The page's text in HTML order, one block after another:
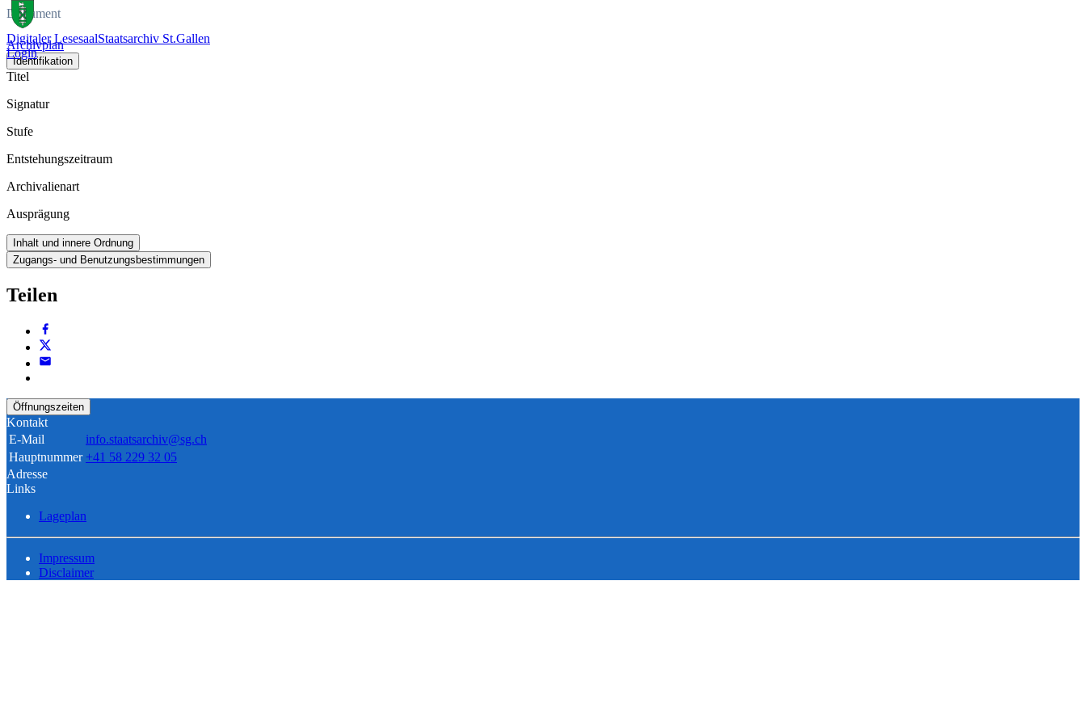
Digitaler LesesaalStaatsarchiv St.Gallen
Login
Dokument
Archivplan
Identifikation
Titel
Signatur
Stufe
Entstehungszeitraum
Archivalienart
Ausprägung
Inhalt und innere Ordnung
Zugangs- und Benutzungsbestimmungen
Teilen
Öffnungszeiten
Kontakt
E-Mail
info.staatsarchiv@sg.ch
Hauptnummer +41 58 229 32 05
Adresse
Links
Lageplan
Impressum
Disclaimer